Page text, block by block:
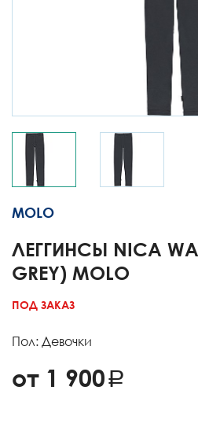
MOLO
ЛЕГГИНСЫ NICA
GREY) MOLO
ПОД ЗАКАЗ
Пол: Девочки
от 1 900